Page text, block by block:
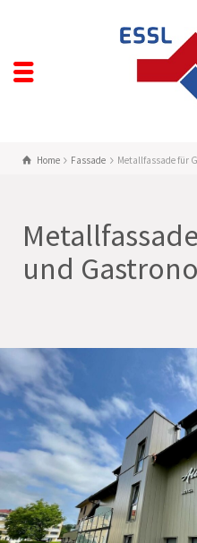
Home Fassade Metallfassade für
und